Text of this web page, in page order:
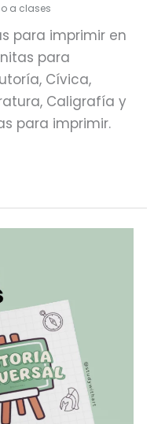
a clases
para imprimir en
para
Cívica,
Caligrafía y
para imprimir.